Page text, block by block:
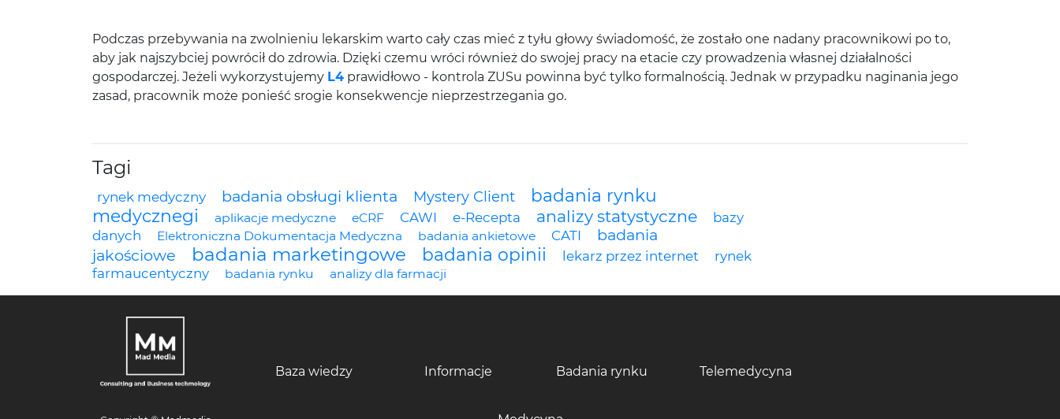
Podczas przebywania na zwolnieniu lekarskim warto cały czas mieć z tyłu głowy świadomość, że zostało one nadany pracownikowi po to,
aby jak najszybciej powrócił do zdrowia. Dzięki czemu wróci również do swojej pracy na etacie czy prowadzenia własnej działalności
gospodarczej. Jeżeli wykorzystujemy L4 prawidłowo - kontrola ZUSu powinna być tylko formalnością. Jednak w przypadku naginania jego
zasad, pracownik może ponieść srogie konsekwencje nieprzestrzegania go.
Tagi
rynek medyczny badania obsługi klienta Mystery Client
badania rynku
medycznegi
aplikacje medyczne eCRF CAWI e-Recepta analizy statystyczne
bazy
danych
Elektroniczna Dokumentacja Medyczna badania ankietowe CATI
badania
jakościowe
badania marketingowe badania opinii lekarz przez internet
rynek
farmaucentyczny
badania rynku analizy dla farmacji
Baza wiedzy Informacje Badania rynku Telemedycyna